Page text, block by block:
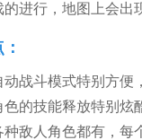
进行，地图上会出
战斗模式特别方便
的技能释放特别炫
敌人角色都有，每